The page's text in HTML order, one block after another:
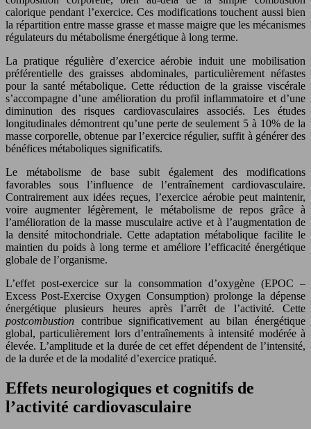
calorique pendant l’exercice. Ces modifications touchent aussi bien
la répartition entre masse grasse et masse maigre que les mécanismes
régulateurs du métabolisme énergétique à long terme.
La pratique régulière d’exercice aérobie induit une mobilisation
préférentielle des graisses abdominales, particulièrement néfastes
pour la santé métabolique. Cette réduction de la graisse viscérale
s’accompagne d’une amélioration du profil inflammatoire et d’une
diminution des risques cardiovasculaires associés. Les études
longitudinales démontrent qu’une perte de seulement 5 à 10% de la
masse corporelle, obtenue par l’exercice régulier, suffit à générer des
bénéfices métaboliques significatifs.
Le métabolisme de base subit également des modifications
favorables sous l’influence de l’entraînement cardiovasculaire.
Contrairement aux idées reçues, l’exercice aérobie peut maintenir,
voire augmenter légèrement, le métabolisme de repos grâce à
l’amélioration de la masse musculaire active et à l’augmentation de
la densité mitochondriale. Cette adaptation métabolique facilite le
maintien du poids à long terme et améliore l’efficacité énergétique
globale de l’organisme.
L’effet post-exercice sur la consommation d’oxygène (EPOC –
Excess Post-Exercise Oxygen Consumption) prolonge la dépense
énergétique plusieurs heures après l’arrêt de l’activité. Cette
postcombustion contribue significativement au bilan énergétique
global, particulièrement lors d’entraînements à intensité modérée à
élevée. L’amplitude et la durée de cet effet dépendent de l’intensité,
de la durée et de la modalité d’exercice pratiqué.
Effets neurologiques et cognitifs de
l’activité cardiovasculaire